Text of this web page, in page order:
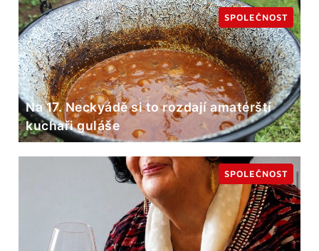
Na 17. Neckyádě si to rozdají amatérští
kuchaři guláše
SPOLEČNOST
SPOLEČNOST